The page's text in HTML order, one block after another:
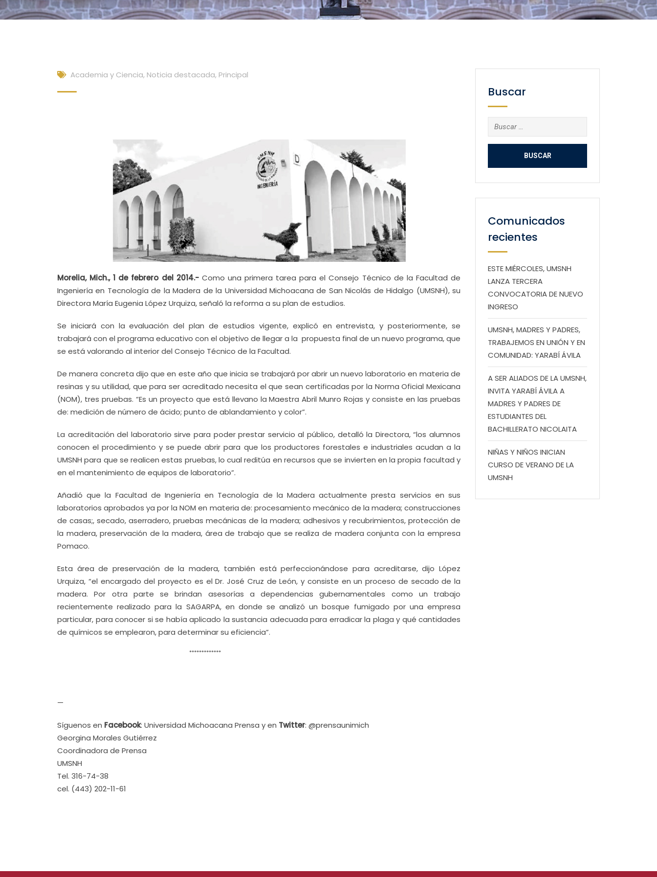
Academia y Ciencia, Noticia destacada, Principal
Morelia, Mich., 1 de febrero del 2014.-Como una primera tarea para el Consejo Técnico de la Facultad de
Ingeniería en Tecnología de la Madera de la Universidad Michoacana de San Nicolás de Hidalgo (UMSNH), su
Directora María Eugenia López Urquiza, señaló la reforma a su plan de estudios.
Se iniciará con la evaluación del plan de estudios vigente, explicó en entrevista, y posteriormente, se
trabajará con el programa educativo con el objetivo de llegar a la propuesta final de un nuevo programa, que
se está valorando al interior del Consejo Técnico de la Facultad.
De manera concreta dijo que en este año que inicia se trabajará por abrir un nuevo laboratorio en materia de
resinas y su utilidad, que para ser acreditado necesita el que sean certificadas por la Norma Oficial Mexicana
(NOM), tres pruebas. “Es un proyecto que está llevano la Maestra Abril Munro Rojas y consiste en las pruebas
de: medición de número de ácido; punto de ablandamiento y color”.
La acreditación del laboratorio sirve para poder prestar servicio al público, detalló la Directora, “los alumnos
conocen el procedimiento y se puede abrir para que los productores forestales e industriales acudan a la
UMSNH para que se realicen estas pruebas, lo cual reditúa en recursos que se invierten en la propia facultad y
en el mantenimiento de equipos de laboratorio”.
Añadió que la Facultad de Ingeniería en Tecnología de la Madera actualmente presta servicios en sus
laboratorios aprobados ya por la NOM en materia de: procesamiento mecánico de la madera; construcciones
de casas;, secado, aserradero, pruebas mecánicas de la madera; adhesivos y recubrimientos, protección de
la madera, preservación de la madera, área de trabajo que se realiza de madera conjunta con la empresa
Pomaco.
Esta área de preservación de la madera, también está perfeccionándose para acreditarse, dijo López
Urquiza, “el encargado del proyecto es el Dr. José Cruz de León, y consiste en un proceso de secado de la
madera. Por otra parte se brindan asesorías a dependencias gubernamentales como un trabajo
recientemente realizado para la SAGARPA, en donde se analizó un bosque fumigado por una empresa
particular, para conocer si se había aplicado la sustancia adecuada para erradicar la plaga y qué cantidades
de químicos se emplearon, para determinar su eficiencia”.
*************
—
Síguenos en Facebook: Universidad Michoacana Prensa y en Twitter: @prensaunimich
Georgina Morales Gutiérrez
Coordinadora de Prensa
UMSNH
Tel. 316-74-38
cel. (443) 202-11-61
Buscar
Buscar:
Comunicados
recientes
ESTE MIÉRCOLES, UMSNH
LANZA TERCERA
CONVOCATORIA DE NUEVO
INGRESO
UMSNH, MADRES Y PADRES,
TRABAJEMOS EN UNIÓN Y EN
COMUNIDAD: YARABÍ ÁVILA
A SER ALIADOS DE LA UMSNH,
INVITA YARABÍ ÁVILA A
MADRES Y PADRES DE
ESTUDIANTES DEL
BACHILLERATO NICOLAITA
NIÑAS Y NIÑOS INICIAN
CURSO DE VERANO DE LA
UMSNH